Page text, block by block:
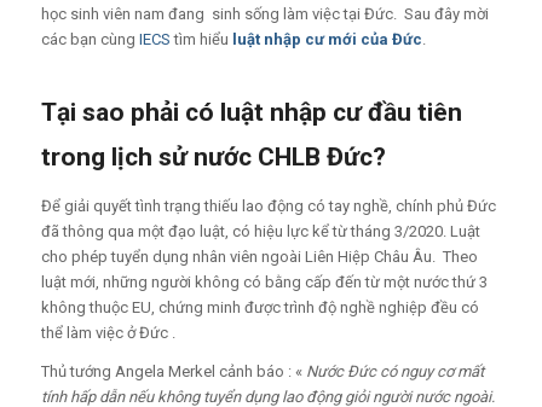
học sinh viên nam đang sinh sống làm việc tại Đức. Sau đây mời
các bạn cùng IECS tìm hiểu luật nhập cư mới của Đức.
Tại sao phải có luật nhập cư đầu tiên
trong lịch sử nước CHLB Đức?
Để giải quyết tình trạng thiếu lao động có tay nghề, chính phủ Đức
đã thông qua một đạo luật, có hiệu lực kể từ tháng 3/2020. Luật
cho phép tuyển dụng nhân viên ngoài Liên Hiệp Châu Âu. Theo
luật mới, những người không có bằng cấp đến từ một nước thứ 3
không thuộc EU, chứng minh được trình độ nghề nghiệp đều có
thể làm việc ở Đức .
Thủ tướng Angela Merkel cảnh báo : « Nước Đức có nguy cơ mất
tính hấp dẫn nếu không tuyển dụng lao động giỏi người nước ngoài.